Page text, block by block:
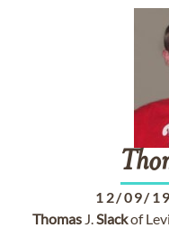
12/09/
ThomasJ.Slackof